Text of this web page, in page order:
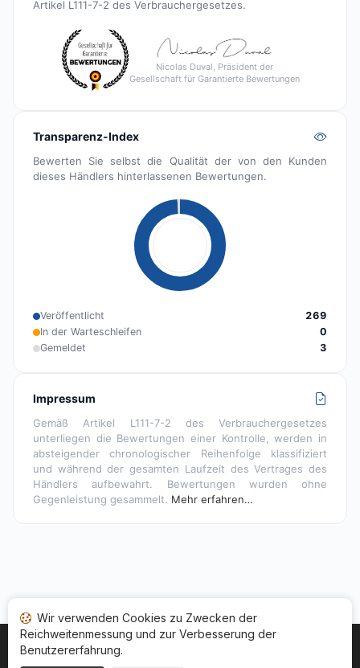
Artikel L111-7-2 des Verbrauchergesetzes.
Nicolas Duval, Präsident der
Gesellschaft für Garantierte Bewertungen
Transparenz-Index
Bewerten Sie selbst die Qualität der von den Kunden
dieses Händlers hinterlassenen Bewertungen.
Veröffentlicht
269
In der Warteschleifen
0
Gemeldet
3
Impressum
Gemäß Artikel L111-7-2 des Verbrauchergesetzes
unterliegen die Bewertungen einer Kontrolle, werden in
absteigender chronologischer Reihenfolge klassifiziert
und während der gesamten Laufzeit des Vertrages des
Händlers aufbewahrt. Bewertungen wurden ohne
Gegenleistung gesammelt. Mehr erfahren…
Startseite Ihr Bewertungsstatus
Wir verwenden Cookies zu Zwecken der
Reichweitenmessung und zur Verbesserung der
Benutzererfahrung.